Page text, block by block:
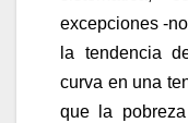
excepciones -
la tendencia
curva en una
que la